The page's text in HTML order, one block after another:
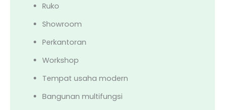
Ruko
Showroom
Perkantoran
Workshop
Tempat usaha modern
Bangunan multifungsi